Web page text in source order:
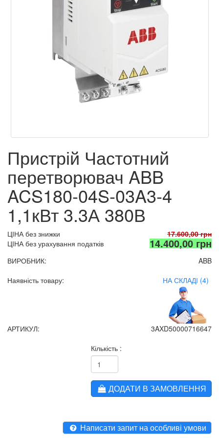
Пристрій Частотний
перетворювач ABB
ACS180-04S-03A3-4
1,1кВт 3.3А 380В
ЦІНА без знижки
17.600,00 грн
ЦІНА без урахування податків
14.400,00 грн
ВИРОБНИК:
ABB
Наявність товару:
НА СКЛАДІ (4)
АРТИКУЛ:
3AXD50000716647
Кількість :
ДОДАТИ В ЗАМОВЛЕННЯ
Написати запит на особливі умови